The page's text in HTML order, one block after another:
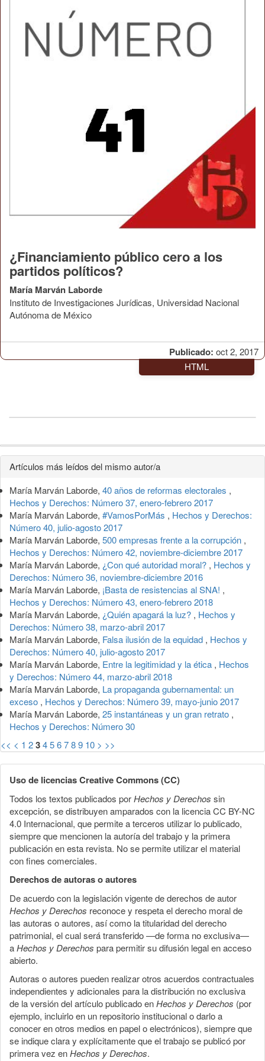
Publicado: oct 2, 2017
¿Financiamiento público cero a los
partidos políticos?
María Marván Laborde
Instituto de Investigaciones Jurídicas, Universidad Nacional
Autónoma de México
HTML
Detalles
del
artículo
Artículos más leídos del mismo autor/a
María Marván Laborde, 40 años de reformas electorales ,
Hechos y Derechos: Número 37, enero-febrero 2017
María Marván Laborde, #VamosPorMás , Hechos y Derechos:
Número 40, julio-agosto 2017
María Marván Laborde, 500 empresas frente a la corrupción ,
Hechos y Derechos: Número 42, noviembre-diciembre 2017
María Marván Laborde, ¿Con qué autoridad moral? , Hechos y
Derechos: Número 36, noviembre-diciembre 2016
María Marván Laborde, ¡Basta de resistencias al SNA! ,
Hechos y Derechos: Número 43, enero-febrero 2018
María Marván Laborde, ¿Quién apagará la luz? , Hechos y
Derechos: Número 38, marzo-abril 2017
María Marván Laborde, Falsa ilusión de la equidad , Hechos y
Derechos: Número 40, julio-agosto 2017
María Marván Laborde, Entre la legitimidad y la ética , Hechos
y Derechos: Número 44, marzo-abril 2018
María Marván Laborde, La propaganda gubernamental: un
exceso , Hechos y Derechos: Número 39, mayo-junio 2017
María Marván Laborde, 25 instantáneas y un gran retrato ,
Hechos y Derechos: Número 30
<< < 1 23456789 10 > >>
Uso de licencias Creative Commons (CC)
Todos los textos publicados porHechos y Derechos sin
excepción, se distribuyen amparados con la licencia CC BY-NC
4.0 Internacional, que permite a terceros utilizar lo publicado,
siempre que mencionen la autoría del trabajo y la primera
publicación en esta revista. No se permite utilizar el material
con fines comerciales.
Derechos de autoras o autores
De acuerdo con la legislación vigente de derechos de autor
Hechos y Derechos reconoce y respeta el derecho moral de
las autoras o autores, así como la titularidad del derecho
patrimonial, el cual será transferido —de forma no exclusiva—
aHechos y Derechos para permitir su difusión legal en acceso
abierto.
Autoras o autores pueden realizar otros acuerdos contractuales
independientes y adicionales para la distribución no exclusiva
de la versión del artículo publicado enHechos y Derechos (por
ejemplo, incluirlo en un repositorio institucional o darlo a
conocer en otros medios en papel o electrónicos), siempre que
se indique clara y explícitamente que el trabajo se publicó por
primera vez enHechos y Derechos.